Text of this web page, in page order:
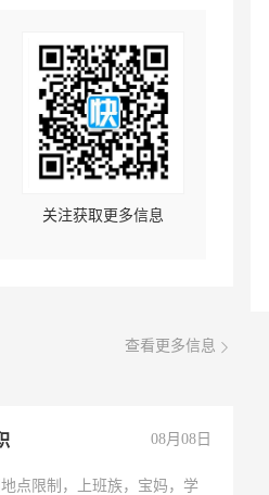
关注获取更多信息
查看更多信息
08月08日
点限制，上班族，宝妈，学